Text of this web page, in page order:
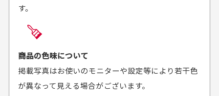
の状態も良好でした。気
があればよろしくお願い
商品の受け渡しは、ゆうパックでの配送のみとさせて
頂いております。
商品購入からどれくらいで発送してもらえます
す。
商品の色味について
掲載写真はお使いのモニターや設定等により若干色
が異なって見える場合がございます。